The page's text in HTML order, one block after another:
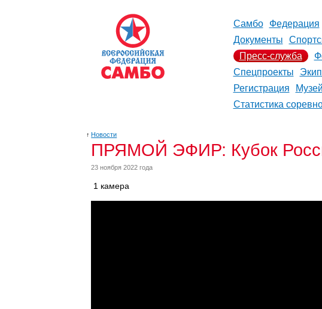
Самбо Федерация
Документы
Пресс-служба
Спецпроекты
Регистрация
Статистика
↑ Новости
ПРЯМОЙ ЭФИР: Кубок
23 ноября 2022 года
1 камера